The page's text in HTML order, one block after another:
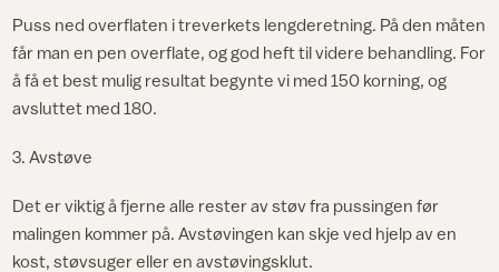
Puss ned overflaten i treverkets lengderetning. På den måten
får man en pen overflate, og god heft til videre behandling. For
å få et best mulig resultat begynte vi med 150 korning, og
avsluttet med 180.
3. Avstøve
Det er viktig å fjerne alle rester av støv fra pussingen før
malingen kommer på. Avstøvingen kan skje ved hjelp av en
kost, støvsuger eller en avstøvingsklut.